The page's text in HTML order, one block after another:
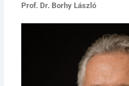
Prof. Dr. Borhy László